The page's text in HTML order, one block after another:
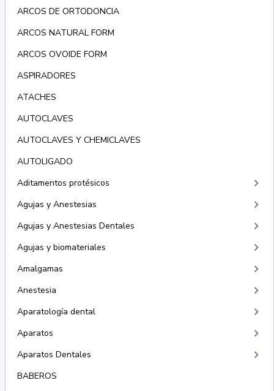
ARCOS DE ORTODONCIA
ARCOS NATURAL FORM
ARCOS OVOIDE FORM
ASPIRADORES
ATACHES
AUTOCLAVES
AUTOCLAVES Y CHEMICLAVES
AUTOLIGADO
Aditamentos protésicos
keyboard_arrow_right
Agujas y Anestesias keyboard_arrow_right
Agujas y Anestesias Dentales keyboard_arrow_right
Agujas y biomateriales keyboard_arrow_right
Amalgamas keyboard_arrow_right
Anestesia keyboard_arrow_right
Aparatología dental keyboard_arrow_right
Aparatos keyboard_arrow_right
Aparatos Dentales keyboard_arrow_right
BABEROS